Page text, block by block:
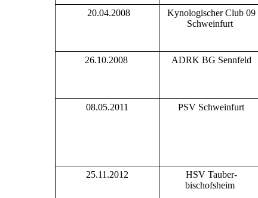
20.04.2008
Kynologischer Club 09
Schweinfurt
26.10.2008 ADRK BG Sennfeld
08.05.2011 PSV Schweinfurt
25.11.2012
HSV Tauber-
bischofsheim